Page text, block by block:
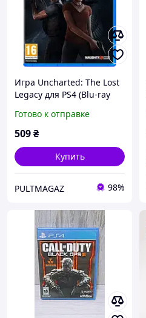
Игра Uncharted: The Lost
Legacy для PS4 (Blu-ray
Готово к отправке
509₴
Купить
PULTMAGAZ 98%